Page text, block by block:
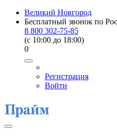
Великий Новгород
Бесплатный звонок по
8 800 302-75-85
(c 10:00 до 18:00)
0
Регистрация
Войти